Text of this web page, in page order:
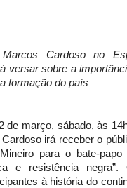
Cardoso no
versar sobre a
formação do país
de março, sábado, às
irá receber o
para o bate-papo
e resistência
à história do